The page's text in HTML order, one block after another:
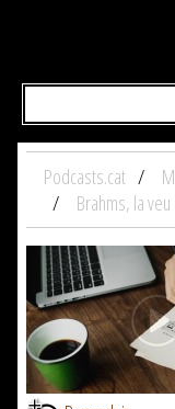
Podcasts.cat
Brahms, la